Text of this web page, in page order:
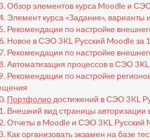
Обзор элементов курса Moodle и
Элемент курса «‎Задание», варианты
Рекомендации по настройке
Новое в СЭО 3KL Русский Moodle за
Рекомендации по настройке
Автоматизация процессов в СЭО
Рекомендации по настройке
Портфолиодостижений в СЭО 3KL
Внешний вид страницы
Отчеты в Moodle и СЭО 3KL Русский
Как организовать экзамен на базе